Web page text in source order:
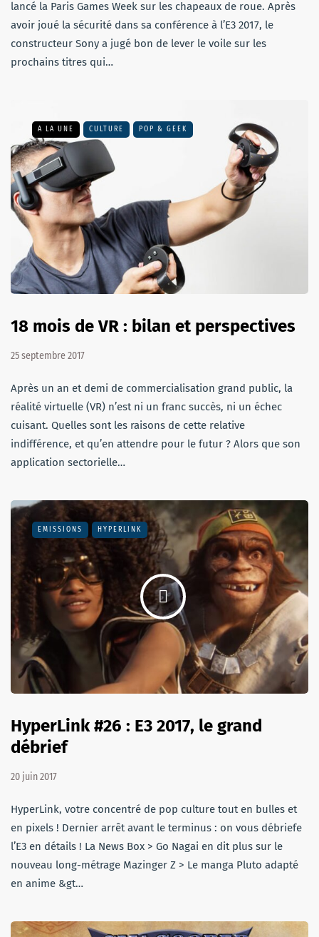
lancé la Paris Games Week sur les chapeaux de roue. Après
avoir joué la sécurité dans sa conférence à l’E3 2017, le
constructeur Sony a jugé bon de lever le voile sur les
prochains titres qui…
A LA UNE CULTURE POP & GEEK
18 mois de VR : bilan et perspectives
25 septembre 2017
Après un an et demi de commercialisation grand public, la
réalité virtuelle (VR) n’est ni un franc succès, ni un échec
cuisant. Quelles sont les raisons de cette relative
indifférence, et qu’en attendre pour le futur ? Alors que son
application sectorielle…
EMISSIONS HYPERLINK
HyperLink #26 : E3 2017, le grand
débrief
20 juin 2017
HyperLink, votre concentré de pop culture tout en bulles et
en pixels ! Dernier arrêt avant le terminus : on vous débriefe
l’E3 en détails ! La News Box > Go Nagai en dit plus sur le
nouveau long-métrage Mazinger Z > Le manga Pluto adapté
en anime &gt…